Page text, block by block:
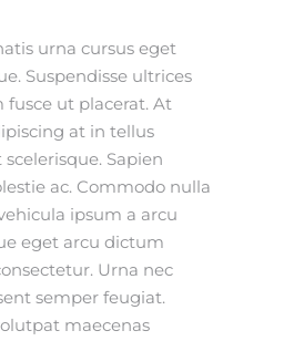
urna cursus eget
Suspendisse ultrices
ut placerat. At
at in tellus
Sapien
ac. Commodo nulla
ipsum a arcu
eget arcu dictum
Urna nec
semper feugiat.
maecenas